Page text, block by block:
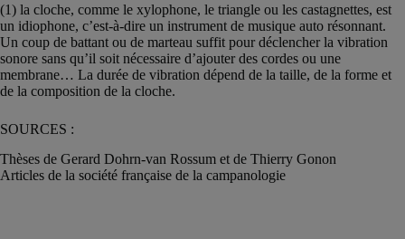
(1) la cloche, comme le xylophone, le triangle ou les castagnettes, est
un idiophone, c’est-à-dire un instrument de musique auto résonnant.
Un coup de battant ou de marteau suffit pour déclencher la vibration
sonore sans qu’il soit nécessaire d’ajouter des cordes ou une
membrane… La durée de vibration dépend de la taille, de la forme et
de la composition de la cloche.
SOURCES :
Thèses de Gerard Dohrn-van Rossum et de Thierry Gonon
Articles de la société française de la campanologie